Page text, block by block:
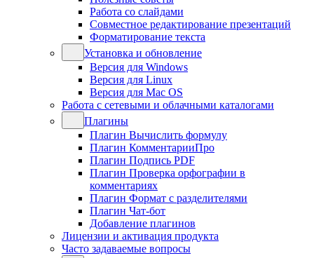
Работа со слайдами
Совместное редактирование презентаций
Форматирование текста
Установка и обновление
Версия для Windows
Версия для Linux
Версия для Mac OS
Работа с сетевыми и облачными каталогами
Плагины
Плагин Вычислить формулу
Плагин КомментарииПро
Плагин Подпись PDF
Плагин Проверка орфографии в
комментариях
Плагин Формат с разделителями
Плагин Чат-бот
Добавление плагинов
Лицензии и активация продукта
Часто задаваемые вопросы